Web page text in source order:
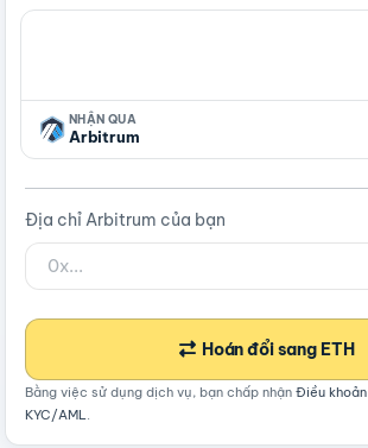
NHẬN QUA
Arbitrum
Địa chỉ Arbitrum của bạn
Hoán đổi sang ETH
Bằng việc sử dụng dịch vụ, bạn chấp nhận Điều khoản
KYC/AML.